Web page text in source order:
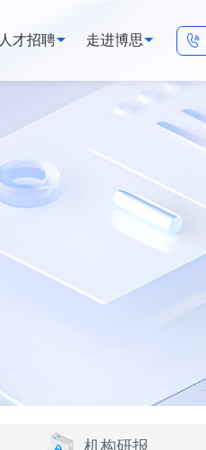
人才招聘 走进博思 
机构研报